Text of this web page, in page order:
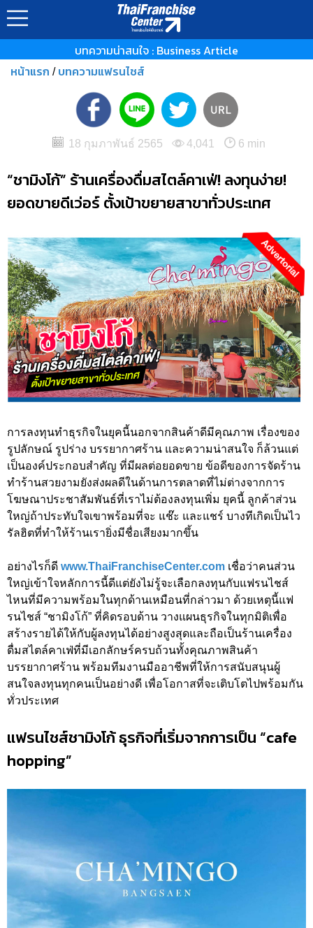
บทความน่าสนใจ : Business Article
หน้าแรก / บทความแฟรนไชส์
18 กุมภาพันธ์ 2565 4,041 6 min
“ชามิงโก้” ร้านเครื่องดื่มสไตล์คาเฟ่! ลงทุนง่าย!
ยอดขายดีเว่อร์ ตั้งเป้าขยายสาขาทั่วประเทศ
การลงทุนทำธุรกิจในยุคนี้นอกจากสินค้าดีมีคุณภาพ เรื่องของ
รูปลักษณ์ รูปร่าง บรรยากาศร้าน และความน่าสนใจ ก็ล้วนแต่
เป็นองค์ประกอบสำคัญ ที่มีผลต่อยอดขาย ข้อดีของการจัดร้าน
ทำร้านสวยงามยังส่งผลดีในด้านการตลาดที่ไม่ต่างจากการ
โฆษณาประชาสัมพันธ์ที่เราไม่ต้องลงทุนเพิ่ม ยุคนี้ ลูกค้าส่วน
ใหญ่ถ้าประทับใจเขาพร้อมที่จะ แช๊ะ และแชร์ บางทีเกิดเป็นไว
รัลฮิตที่ทำให้ร้านเรายิ่งมีชื่อเสียงมากขึ้น
อย่างไรก็ดี www.ThaiFranchiseCenter.com เชื่อว่าคนส่วน
ใหญ่เข้าใจหลักการนี้ดีแต่ยังไม่รู้จะเลือกลงทุนกับแฟรนไชส์
ไหนที่มีความพร้อมในทุกด้านเหมือนที่กล่าวมา ด้วยเหตุนี้แฟ
รนไชส์ “ชามิงโก้” ที่คิดรอบด้าน วางแผนธุรกิจในทุกมิติเพื่อ
สร้างรายได้ให้กับผู้ลงทุนได้อย่างสูงสุดและถือเป็นร้านเครื่อง
ดื่มสไตล์คาเฟ่ที่มีเอกลักษร์ครบถ้วนทั้งคุณภาพสินค้า
บรรยากาศร้าน พร้อมทีมงานมืออาชีพที่ให้การสนับสนุนผู้
สนใจลงทุนทุกคนเป็นอย่างดี เพื่อโอกาสที่จะเติบโตไปพร้อมกัน
ทั่วประเทศ
แฟรนไชส์ชามิงโก้ ธุรกิจที่เริ่มจากการเป็น “cafe
hopping”